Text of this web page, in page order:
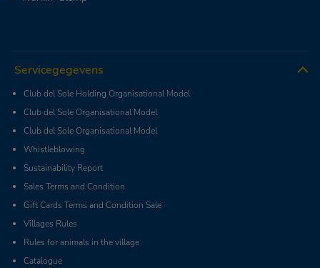
Servicegegevens
Club del Sole Holding Organisational Model
Club del Sole Organisational Model
Club del Sole Organisational Model
Whistleblowing
Sustainability Report
Sales Terms and Condition
Gift Cards Terms and Condition Sale
Villages Rules
Rules for animals in the village
Catalogue